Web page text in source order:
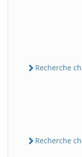
Recherche
Recherche